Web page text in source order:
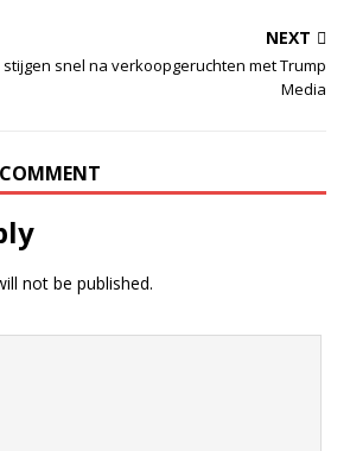
NEXT
snel na verkoopgeruchten met Trump
Media
not be published.